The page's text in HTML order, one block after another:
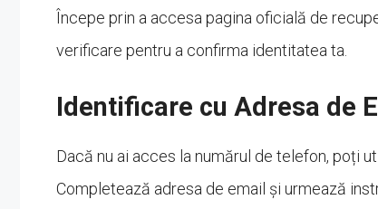
Începe prin a accesa pagina oficială de
verificare pentru a confirma identitatea ta.
Identificare cu Adresa de
Dacă nu ai acces la numărul de telefon, poți
Completează adresa de email și urmează